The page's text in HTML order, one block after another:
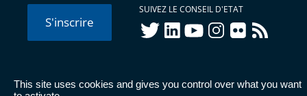
This site uses cookies and gives you control over what you want
S'inscrire
SUIVEZ LE CONSEIL D'ETAT
twitterlinkedInyoutubeinstagram
flickr rss
© Conseil d'État 2026 - Mentions légales Données